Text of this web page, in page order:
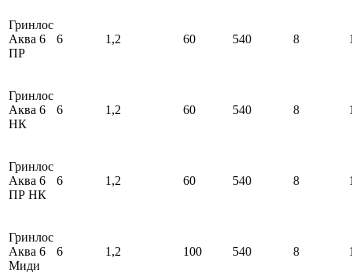
Гринлос
Аква 6
ПР
6 1,2 60 540 8
Гринлос
Аква 6
НК
6 1,2 60 540 8
Гринлос
Аква 6
ПР НК
6 1,2 60 540 8
Гринлос
Аква 6
Миди
6 1,2 100 540 8